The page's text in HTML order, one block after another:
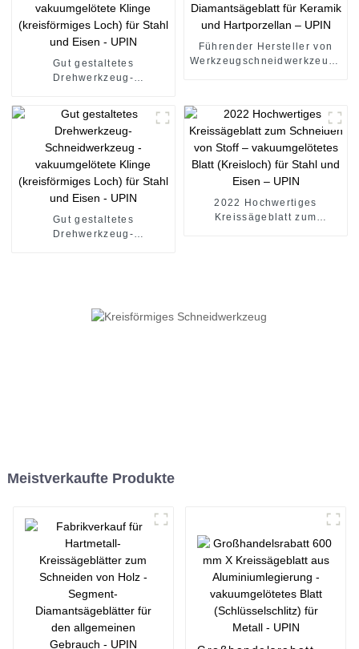
Gut gestaltetes
Drehwerkzeug-
(kreisförmiges Loch) für
Stahl und Eisen - UPIN
Führender Hersteller von
Werkzeugschneidwerkzeugen
Keramik und Hartporzellan
– UPIN
Gut gestaltetes
Drehwerkzeug-
2022 Hochwertiges
Kreissägeblatt zum
Meistverkaufte Produkte